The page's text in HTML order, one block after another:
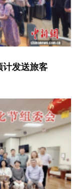
计发送旅客